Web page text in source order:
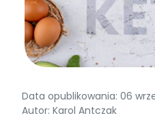
Data opublikowania: 06
Autor: Karol Antczak